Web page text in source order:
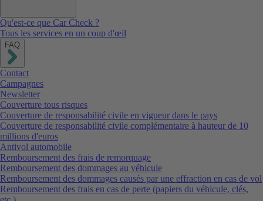
Qu'est-ce que Car Check ?
Tous les services en un coup d'œil
FAQ
Contact
Campagnes
Newsletter
Couverture tous risques
Couverture de responsabilité civile en vigueur dans le pays
Couverture de responsabilité civile complémentaire à hauteur de 10
millions d'euros
Antivol automobile
Remboursement des frais de remorquage
Remboursement des dommages au véhicule
Remboursement des dommages causés par une effraction en cas de vol
Remboursement des frais en cas de perte (papiers du véhicule, clés,